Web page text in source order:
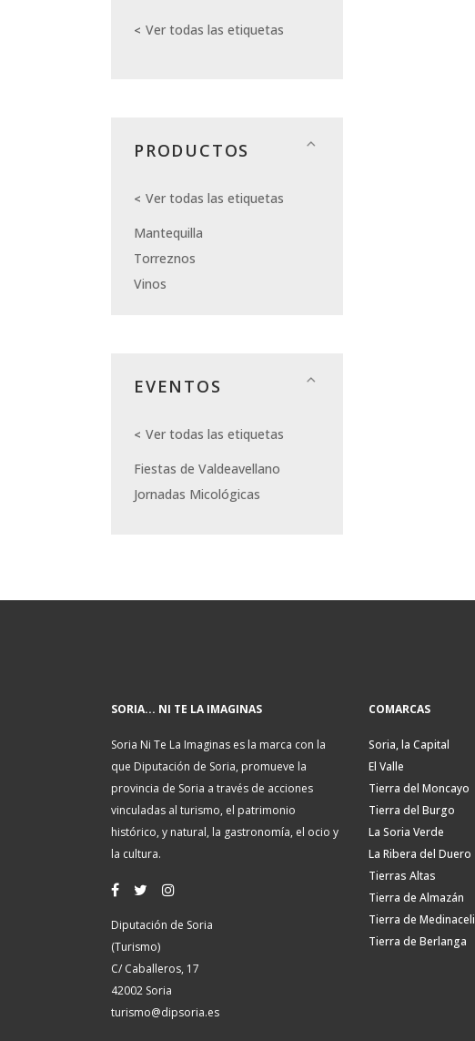
Ver todas las etiquetas
PRODUCTOS
Ver todas las etiquetas
Mantequilla
Torreznos
Vinos
EVENTOS
Ver todas las etiquetas
Fiestas de Valdeavellano
Jornadas Micológicas
SORIA... NI TE LA IMAGINAS
Soria Ni Te La Imaginas es la marca con la
que Diputación de Soria, promueve la
provincia de Soria a través de acciones
vinculadas al turismo, el patrimonio
histórico, y natural, la gastronomía, el ocio y
la cultura.
Diputación de Soria
(Turismo)
C/ Caballeros, 17
42002 Soria
turismo@dipsoria.es
COMARCAS
Soria, la Capital
El Valle
Tierra del Moncayo
Tierra del Burgo
La Soria Verde
La Ribera del Duero
Tierras Altas
Tierra de Almazán
Tierra de Medinaceli
Tierra de Berlanga